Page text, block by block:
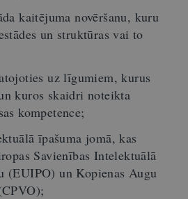
kaitējuma novēršanu, kuru
un struktūras vai to
uz līgumiem, kurus
kuros skaidri noteikta
kompetence;
īpašuma jomā, kas
Savienības Intelektuālā
(EUIPO) un Kopienas Augu